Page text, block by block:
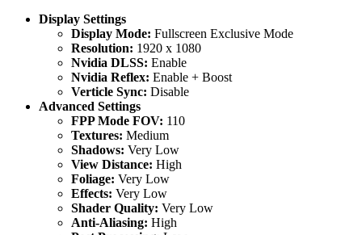
Display Settings
Display Mode: Fullscreen Exclusive Mode
Resolution: 1920 x 1080
Nvidia DLSS: Enable
Nvidia Reflex: Enable + Boost
Verticle Sync: Disable
Advanced Settings
FPP Mode FOV: 110
Textures: Medium
Shadows: Very Low
View Distance: High
Foliage: Very Low
Effects: Very Low
Shader Quality: Very Low
Anti-Aliasing: High